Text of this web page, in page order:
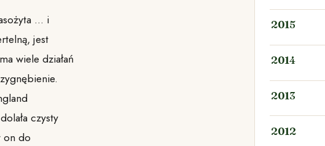
… i
jest
wiele działań
czysty
on do
2015
2014
2013
2012